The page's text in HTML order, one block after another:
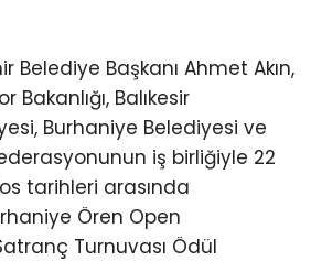
Belediye Başkanı Ahmet Akın,
Bakanlığı, Balıkesir
Burhaniye Belediyesi ve
iş birliğiyle 22
tarihleri arasında
Ören Open
Turnuvası Ödül